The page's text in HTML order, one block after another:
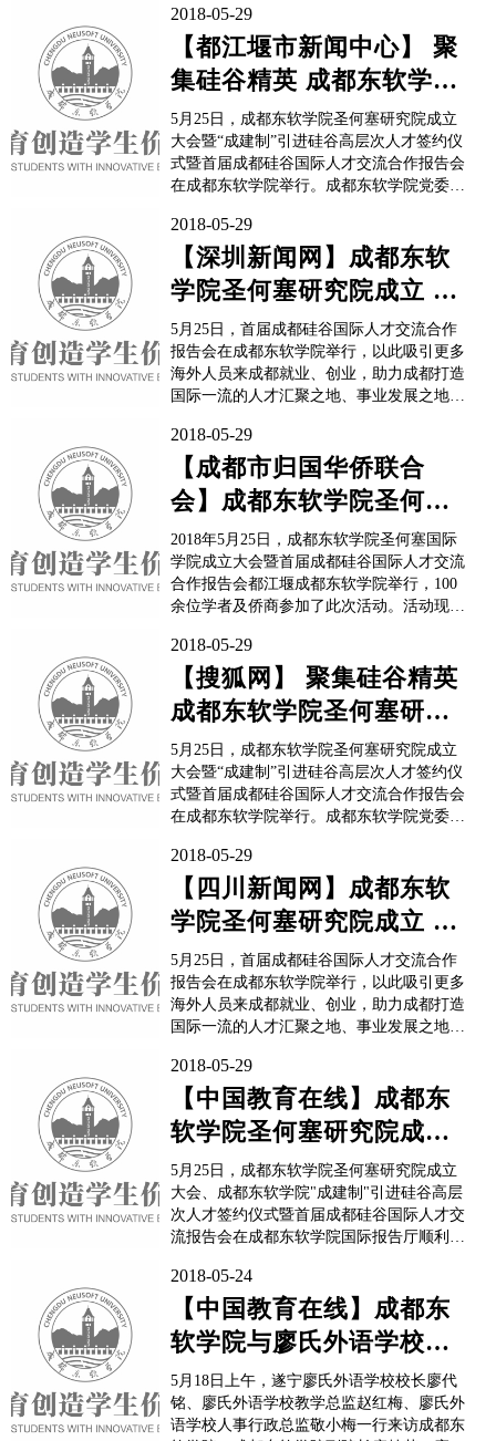
2018-05-29
【都江堰市新闻中心】 聚
集硅谷精英 成都东软学院
圣何塞研究院正式成立
5月25日，成都东软学院圣何塞研究院成立
大会暨“成建制”引进硅谷高层次人才签约仪
式暨首届成都硅谷国际人才交流合作报告会
在成都东软学院举行。成都东软学院党委书
董事长王云，市委副书记李长文，副市长罗
凌，以及来自省市部门的有关领导、活动支
持单位负责人、海内外特聘教授特聘研究
员、东软学院师生共计20...
2018-05-29
【深圳新闻网】成都东软
学院圣何塞研究院成立 签
约引进一批硅谷高层次人
才
5月25日，首届成都硅谷国际人才交流合作
报告会在成都东软学院举行，以此吸引更多
海外人员来成都就业、创业，助力成都打造
国际一流的人才汇聚之地、事业发展之地、
院圣何塞研究院在此次会上正式成立，会议
还举行了成都东软学院“成建制”引进硅谷高
层次人才签约仪式。“成都对创业创新者有
一种‘磁力’，这里优...
2018-05-29
【成都市归国华侨联合
会】成都东软学院圣何塞
国际学院在都江堰成立
2018年5月25日，成都东软学院圣何塞国际
学院成立大会暨首届成都硅谷国际人才交流
合作报告会都江堰成都东软学院举行，100
余位学者及侨商参加了此次活动。活动现场
和首届成都硅谷国际人才交流合作报告会。
硅谷圣何塞国际学院创始人、成都市政协侨
联界别委员王云，成都市侨联副主席吴宇峰
参加...
2018-05-29
【搜狐网】 聚集硅谷精英
成都东软学院圣何塞研究
院正式成立
5月25日，成都东软学院圣何塞研究院成立
大会暨“成建制”引进硅谷高层次人才签约仪
式暨首届成都硅谷国际人才交流合作报告会
在成都东软学院举行。成都东软学院党委书
董事长王云，市委副书记李长文，副市长罗
凌，以及来自省市部门的有关领导、活动支
持单位负责人、海内外特聘教授特聘研究
员、东软学院师生共...
2018-05-29
【四川新闻网】成都东软
学院圣何塞研究院成立 签
约引进一批硅谷高层次人
才
5月25日，首届成都硅谷国际人才交流合作
报告会在成都东软学院举行，以此吸引更多
海外人员来成都就业、创业，助力成都打造
国际一流的人才汇聚之地、事业发展之地、
院圣何塞研究院在此次会上正式成立，会议
还举行了成都东软学院“成建制”引进硅谷高
层次人才签约仪式。 “成都对创业创新
者有一种‘磁力’，...
2018-05-29
【中国教育在线】成都东
软学院圣何塞研究院成立
大会、 成都东软学院‘成建
制’引进硅...
5月25日，成都东软学院圣何塞研究院成立
大会、成都东软学院"成建制"引进硅谷高层
次人才签约仪式暨首届成都硅谷国际人才交
流报告会在成都东软学院国际报告厅顺利举
软学院、成都金海洋教育（集团）、圣何塞
大学主办，并且得到省工商联、民建四川省
委教科文卫委员会、四川清华校友会、四川
千人计划专家联谊会、四川海外联谊会、
四...
2018-05-24
【中国教育在线】成都东
软学院与廖氏外语学校举
行校企合作签约仪式
5月18日上午，遂宁廖氏外语学校校长廖代
铭、廖氏外语学校教学总监赵红梅、廖氏外
语学校人事行政总监敬小梅一行来访成都东